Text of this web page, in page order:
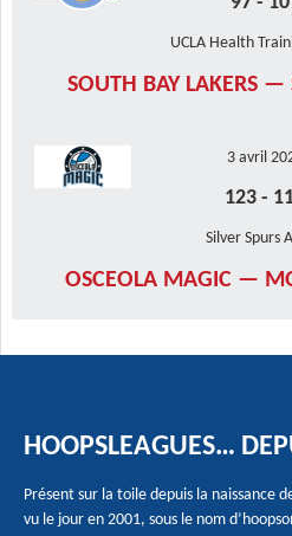
UCLA Health
SOUTH BAY LAKERS —
3 avril
123 -
Silver Spurs
OSCEOLA MAGIC —
HOOPSLEAGUES…
Présent sur la toile depuis la naissance
vu le jour en 2001, sous le nom